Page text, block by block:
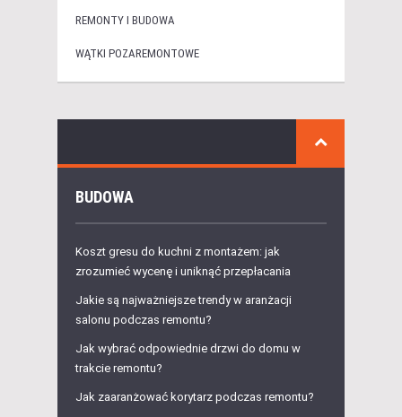
REMONTY I BUDOWA
WĄTKI POZAREMONTOWE
BUDOWA
Koszt gresu do kuchni z montażem: jak
zrozumieć wycenę i uniknąć przepłacania
Jakie są najważniejsze trendy w aranżacji
salonu podczas remontu?
Jak wybrać odpowiednie drzwi do domu w
trakcie remontu?
Jak zaaranżować korytarz podczas remontu?